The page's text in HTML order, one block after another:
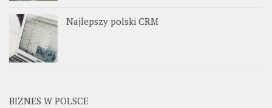
Najlepszy polski CRM
BIZNES W POLSCE